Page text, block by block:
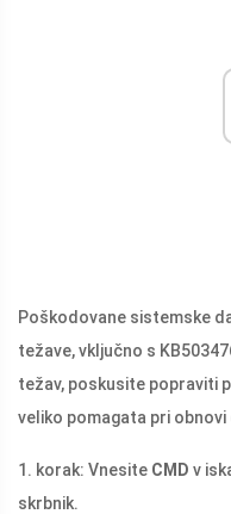
Poškodovane sistemske
težave, vključno s
težav, poskusite popraviti
veliko pomagata pri
1. korak: Vnesite CMD v
skrbnik.